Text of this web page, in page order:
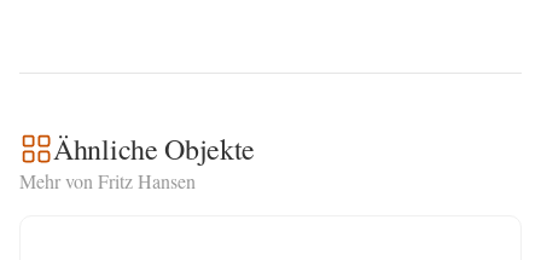
Ähnliche Objekte
Mehr von Fritz Hansen